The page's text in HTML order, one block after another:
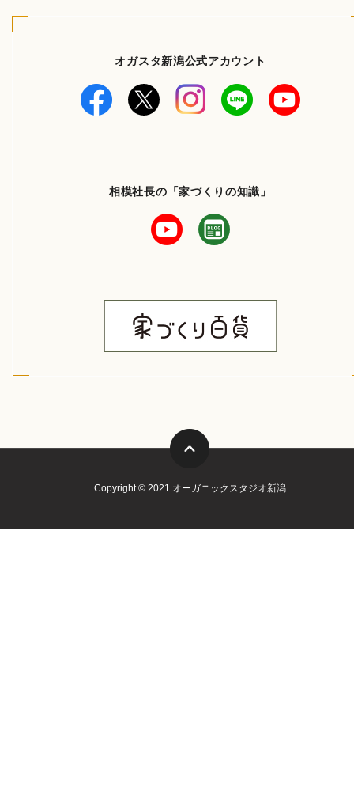
オガスタ新潟公式アカウント
相模社長の「家づくりの知識」
Copyright © 2021 オーガニックスタジオ新潟